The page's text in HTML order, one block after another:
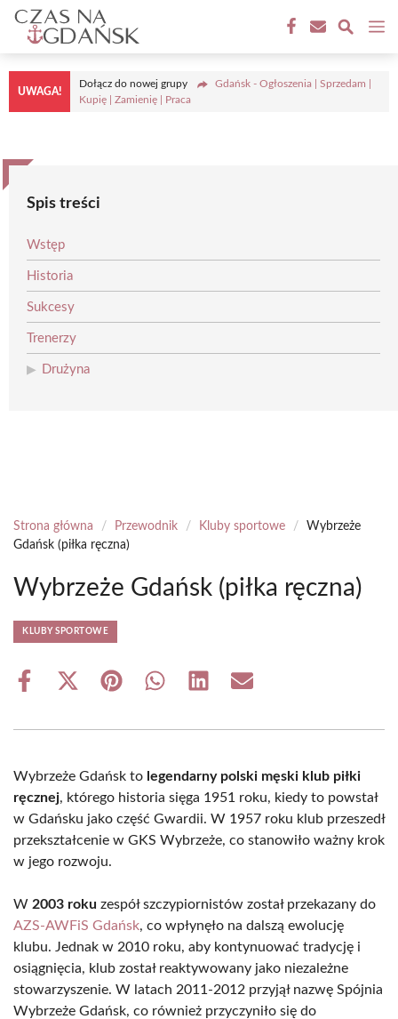
Przejdź
treści
UWAGA!
Dołącz do nowej grupy
Gdańsk - Ogłoszenia | Sprzedam |
Kupię | Zamienię | Praca
Spis treści
Wstęp
Historia
Sukcesy
Trenerzy
Drużyna
Strona główna / Przewodnik / Kluby sportowe /
Wybrzeże
Gdańsk (piłka ręczna)
Wybrzeże Gdańsk (piłka ręczna)
KLUBY SPORTOWE
Share
Share
(Twitter)
Share Share Share Share
Wybrzeże Gdańsk to legendarny polski męski klub piłki
ręcznej, którego historia sięga 1951 roku, kiedy to powstał
w Gdańsku jako część Gwardii. W 1957 roku klub przeszedł
przekształcenie w GKS Wybrzeże, co stanowiło ważny krok
w jego rozwoju.
W 2003 roku zespół szczypiornistów został przekazany do
AZS-AWFiS Gdańsk, co wpłynęło na dalszą ewolucję
klubu. Jednak w 2010 roku, aby kontynuować tradycję i
osiągnięcia, klub został reaktywowany jako niezależne
stowarzyszenie. W latach 2011-2012 przyjął nazwę Spójnia
Wybrzeże Gdańsk, co również przyczyniło się do